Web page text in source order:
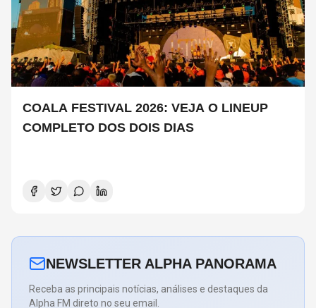
COALA FESTIVAL 2026: VEJA O LINEUP
COMPLETO DOS DOIS DIAS
NEWSLETTER ALPHA PANORAMA
Receba as principais notícias, análises e destaques da
Alpha FM direto no seu email.